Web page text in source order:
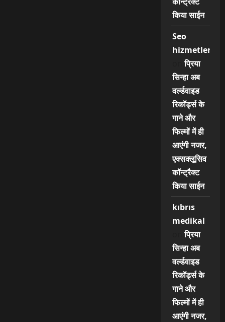
किया साईन
Seo
hizmetleri
onप्रिया
सिन्हा अब
वर्ल्डवाइड
रिकॉर्ड्स के
गाने और
फिल्मों में ही
आएंगी नजर,
एक्सक्लूसिव
कॉन्ट्रैक्ट
किया साईन
kıbrıs
medikal
onप्रिया
सिन्हा अब
वर्ल्डवाइड
रिकॉर्ड्स के
गाने और
फिल्मों में ही
आएंगी नजर,